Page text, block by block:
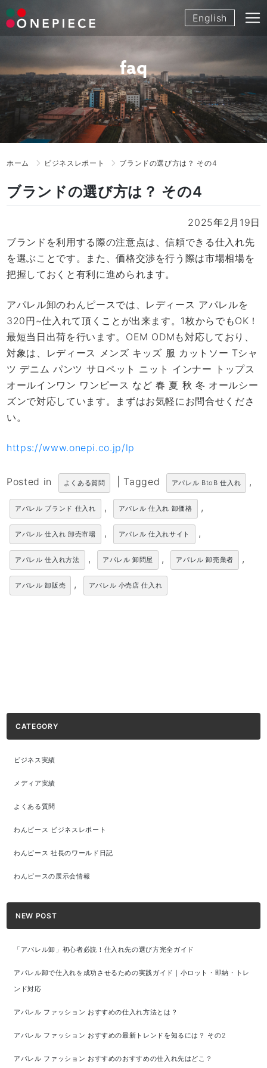
Skip
to
English
faq
ホーム ビジネスレポート ブランドの選び方は？ その4
ブランドの選び方は？ その4
2025年2月19日
ブランドを利用する際の注意点は、信頼できる仕入れ先
を選ぶことです。また、価格交渉を行う際は市場相場を
把握しておくと有利に進められます。
アパレル卸のわんピースでは、レディース アパレルを
320円~仕入れて頂くことが出来ます。1枚からでもOK！
最短当日出荷を行います。OEM ODMも対応しており、
対象は、レディース メンズ キッズ 服 カットソー Tシャ
ツ デニム パンツ サロペット ニット インナー トップス
オールインワン ワンピース など 春 夏 秋 冬 オールシー
ズンで対応しています。まずはお気軽にお問合せくださ
い。
https://www.onepi.co.jp/lp
Posted in よくある質問 Tagged アパレル BtoB 仕入れ ,
アパレル ブランド 仕入れ , アパレル 仕入れ 卸価格 ,
アパレル 仕入れ 卸売市場 , アパレル 仕入れサイト ,
アパレル 仕入れ方法 , アパレル 卸問屋 , アパレル 卸売業者 ,
アパレル 卸販売 , アパレル 小売店 仕入れ
CATEGORY
ビジネス実績
メディア実績
よくある質問
わんピース ビジネスレポート
わんピース 社長のワールド日記
わんピースの展示会情報
NEW POST
「アパレル卸」初心者必読！仕入れ先の選び方完全ガイド
アパレル卸で仕入れを成功させるための実践ガイド｜小ロット・即納・トレ
ンド対応
アパレル ファッション おすすめの仕入れ方法とは？
アパレル ファッション おすすめの最新トレンドを知るには？ その2
アパレル ファッション おすすめのおすすめの仕入れ先はどこ？